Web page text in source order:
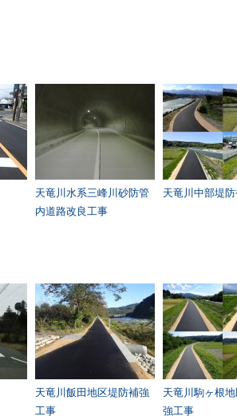
天竜川水系三峰川砂防管
内道路改良工事
天竜川中部堤
天竜川飯田地区堤防補強
工事
天竜川駒ヶ根
強工事